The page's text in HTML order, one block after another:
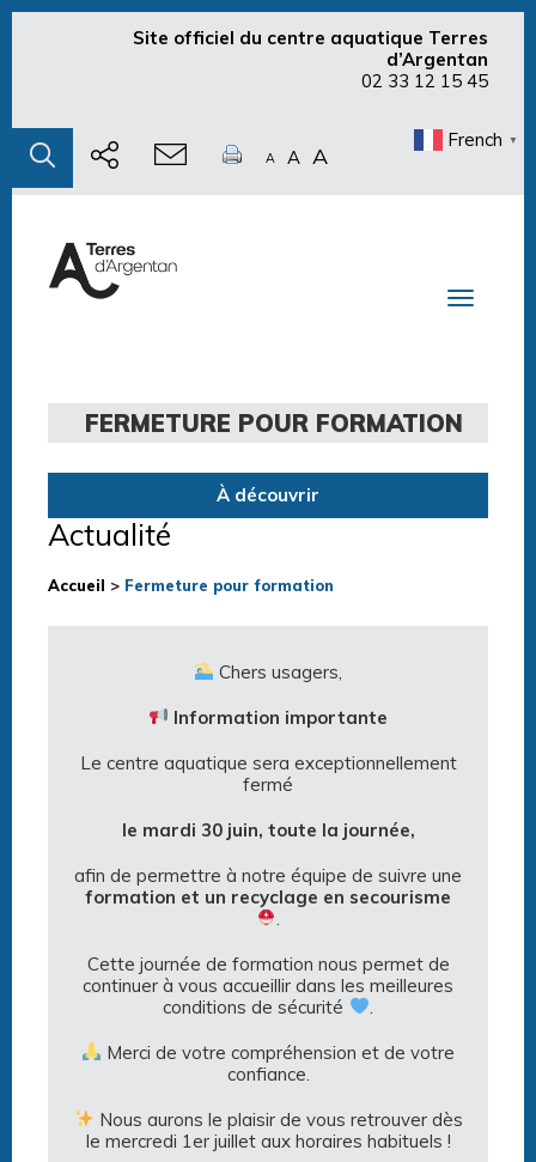
Site officiel du centre aquatique Terres
d’Argentan
02 33 12 15 45
A A A
French ▼
Toggle
FERMETURE POUR FORMATION
À découvrir
Actualité
Accueil > Fermeture pour formation
Chers usagers,
Information importante
Le centre aquatique sera exceptionnellement
fermé
le mardi 30 juin, toute la journée,
afin de permettre à notre équipe de suivre une
formation et un recyclage en secourisme
Cette journée de formation nous permet de
continuer à vous accueillir dans les meilleures
conditions de sécurité
Merci de votre compréhension et de votre
confiance.
Nous aurons le plaisir de vous retrouver dès
le mercredi 1er juillet aux horaires habituels !